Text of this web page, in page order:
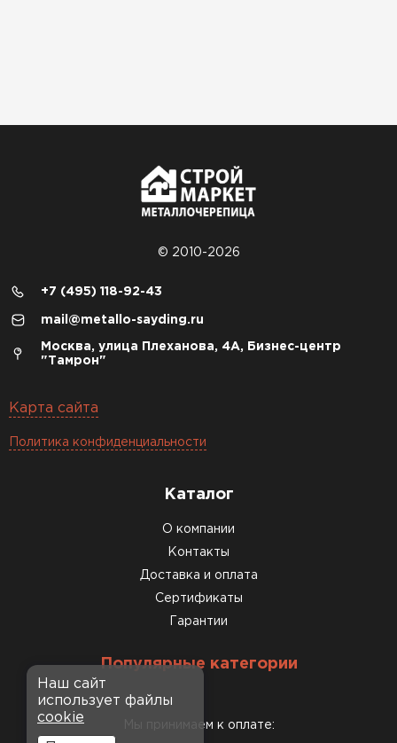
© 2010-2026
+7 (495) 118-92-43
mail@metallo-sayding.ru
Москва, улица Плеханова, 4А, Бизнес-центр
"Тамрон"
Карта сайта
Политика конфиденциальности
Каталог
О компании
Контакты
Доставка и оплата
Сертификаты
Гарантии
Популярные категории
Мы принимаем к оплате:
Наш сайт
использует файлы
cookie